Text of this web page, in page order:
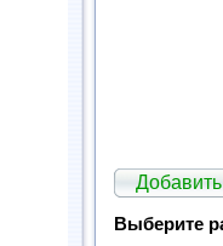
Выберите